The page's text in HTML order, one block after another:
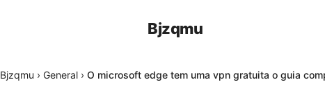
Bjzqmu
Bjzqmu › General › O microsoft edge tem uma vpn gratuita o guia